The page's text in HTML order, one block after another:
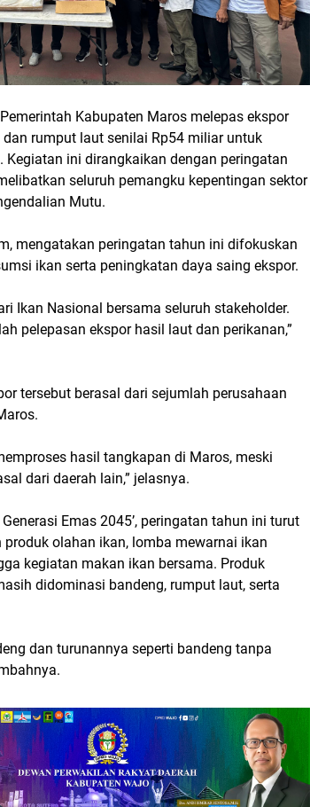
Kabupaten Maros melepas ekspor
rumput laut senilai Rp54 miliar untuk
Kegiatan ini dirangkaikan dengan peringatan
seluruh pemangku kepentingan sektor
Mutu.
mengatakan peringatan tahun ini difokuskan
ikan serta peningkatan daya saing ekspor.
Ikan Nasional bersama seluruh stakeholder.
pelepasan ekspor hasil laut dan perikanan,”
tersebut berasal dari sejumlah perusahaan
hasil tangkapan di Maros, meski
dari daerah lain,” jelasnya.
Emas 2045’, peringatan tahun ini turut
olahan ikan, lomba mewarnai ikan
kegiatan makan ikan bersama. Produk
didominasi bandeng, rumput laut, serta
dan turunannya seperti bandeng tanpa